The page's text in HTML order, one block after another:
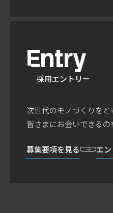
Entry
採用エントリー
次世代のモノづくりをと
皆さまにお会いできるの
募集要項を見る エ